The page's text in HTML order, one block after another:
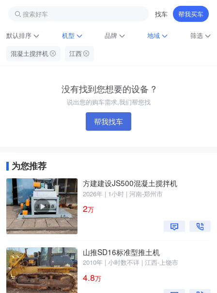
搜索好车 找车 帮我买车
默认排序 机型 品牌 地域
筛选
混凝土搅拌机
江西
没有找到您想要的设备 ?
说出您的购车需求,我们帮您找
帮我找车
为您推荐
方建建设JS500混凝土搅拌机
2026年 | 1小时 | 河南-郑州市
2万
山推SD16标准型推土机
2010年 | 小时数不详 | 江西-上饶市
4.8万